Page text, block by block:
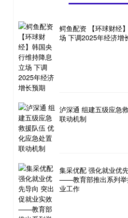
鳄鱼配资 【环球财经
场 下调2025年经济增
泸深通 组建五级应急
联动机制
集采优配 强化就业优
——教育部推出系列举
业工作